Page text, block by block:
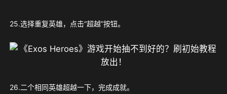
25.选择重复英雄，点击“超越”按钮。
26.二个相同英雄超越一下，完成成就。